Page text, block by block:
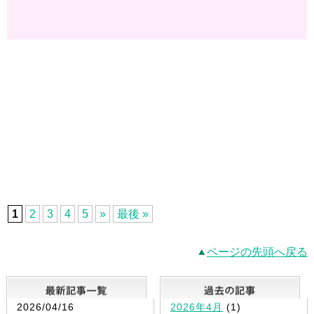
1 2 3 4 5 » 最後 »
ページの先頭へ戻る
最新記事一覧
2026/04/16
2026年4月 (1)